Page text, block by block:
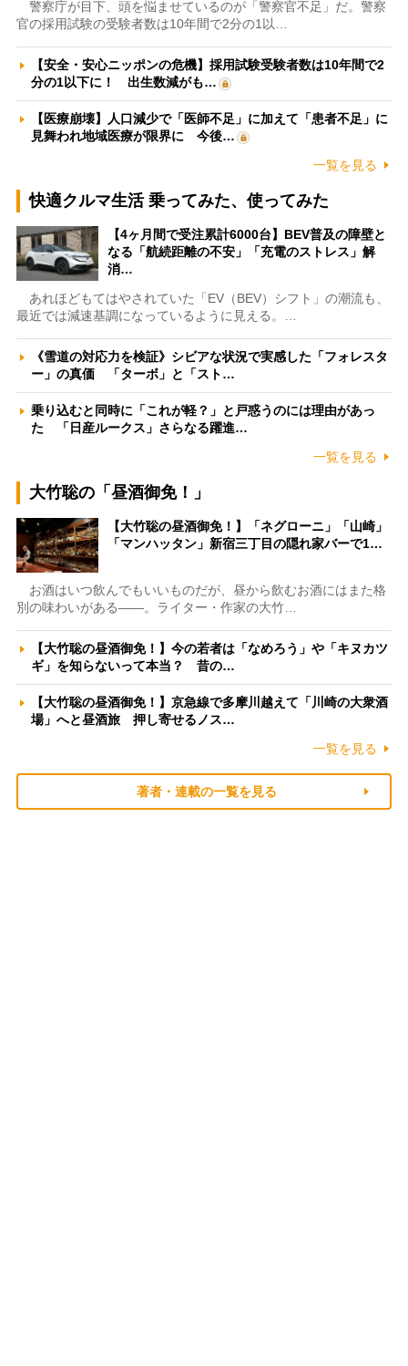
警察庁が目下、頭を悩ませているのが「警察官不足」だ。警察
官の採用試験の受験者数は10年間で2分の1以…
【安全・安心ニッポンの危機】採用試験受験者数は10年間で2
分の1以下に！ 出生数減がも…
【医療崩壊】人口減少で「医師不足」に加えて「患者不足」に
見舞われ地域医療が限界に 今後…
一覧を見る
快適クルマ生活 乗ってみた、使ってみた
【4ヶ月間で受注累計6000台】BEV普及の障壁と
なる「航続距離の不安」「充電のストレス」解
消…
あれほどもてはやされていた「EV（BEV）シフト」の潮流も、
最近では減速基調になっているように見える。…
《雪道の対応力を検証》シビアな状況で実感した「フォレスタ
ー」の真価 「ターボ」と「スト…
乗り込むと同時に「これが軽？」と戸惑うのには理由があっ
た 「日産ルークス」さらなる躍進…
一覧を見る
大竹聡の「昼酒御免！」
【大竹聡の昼酒御免！】「ネグローニ」「山崎」
「マンハッタン」新宿三丁目の隠れ家バーで1…
お酒はいつ飲んでもいいものだが、昼から飲むお酒にはまた格
別の味わいがある――。ライター・作家の大竹…
【大竹聡の昼酒御免！】今の若者は「なめろう」や「キヌカツ
ギ」を知らないって本当？ 昔の…
【大竹聡の昼酒御免！】京急線で多摩川越えて「川崎の大衆酒
場」へと昼酒旅 押し寄せるノス…
一覧を見る
著者・連載の一覧を見る